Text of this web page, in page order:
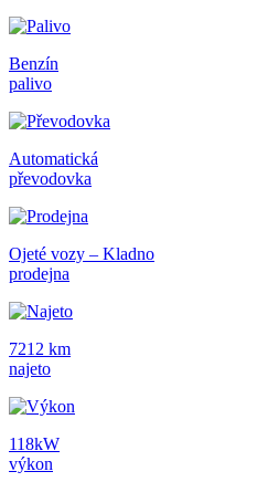
Benzín
palivo
Automatická
převodovka
Ojeté vozy – Kladno
prodejna
7212 km
najeto
118kW
výkon